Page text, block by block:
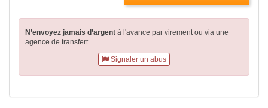
N’envoyez jamais d’argent à l'avance par virementou via une
agence de transfert.
Signaler un abus